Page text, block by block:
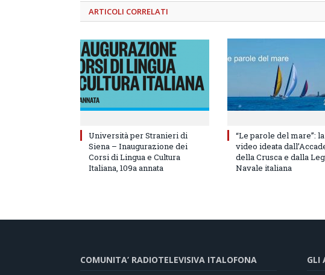
ARTICOLI CORRELATI
Università per Stranieri di
Siena – Inaugurazione dei
Corsi di Lingua e Cultura
Italiana, 109a annata
“Le parole del mare”:
video ideata
della Crusca e dalla
Navale italiana
COMUNITA’ RADIOTELEVISIVA ITALOFONA GLI